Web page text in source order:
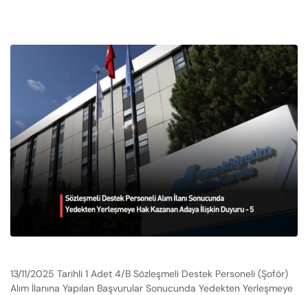
13/11/2025 Tarihli 1 Adet 4/B Sözleşmeli Destek Personeli (Şoför)
Alım İlanına Yapılan Başvurular Sonucunda Yedekten Yerleşmeye